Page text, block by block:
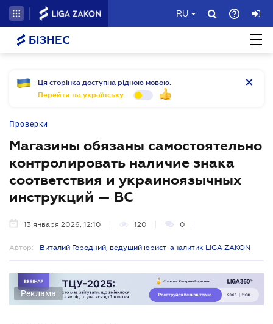
RU
БІЗНЕС
Ця сторінка доступна рідною мовою.
Перейти на українську
Проверки
Магазины обязаны самостоятельно
контролировать наличие знака
соответствия и украиноязычных
инструкций — ВС
13 января 2026, 12:10 120 0
Автор: Виталий Городний, ведущий юрист-аналитик LIGA ZAKON
Реклама